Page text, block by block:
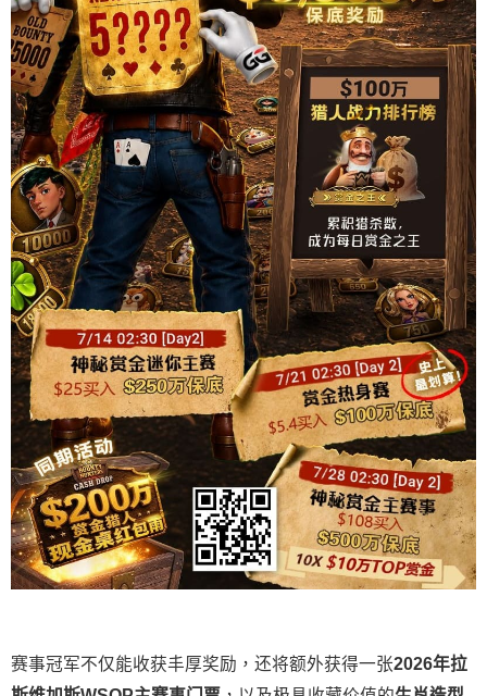
赛事冠军不仅能收获丰厚奖励，还将额外获得一张2026年拉